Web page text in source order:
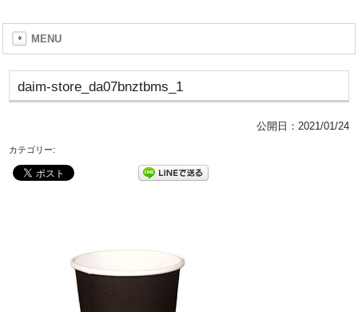
MENU
daim-store_da07bnztbms_1
公開日： 2021/01/24
カテゴリー: